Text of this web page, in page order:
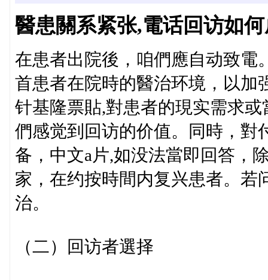
醫患關系紧张,電话回访如
在患者出院後，咱們應自动致電
首患者在院時的醫治环境，以加
针基隆票貼,對患者的現实需求
們感觉到回访的价值。同時，對
备，中文a片,如没法當即回答，
家，在约按時間内复兴患者。若
治。
（二）回访者選择